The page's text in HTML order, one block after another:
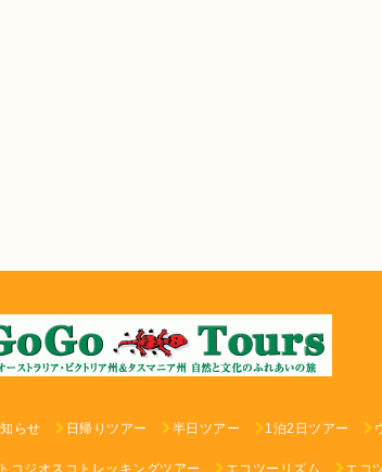
らせ 日帰りツアー 半日ツアー 1泊2日ツアー
コジオスコトレッキングツアー エコツーリズム エコ